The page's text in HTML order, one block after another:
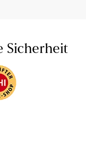
Sicherheit